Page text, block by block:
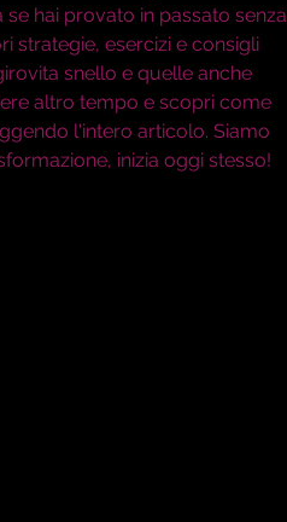
hai provato in passato senza
strategie, esercizi e consigli
snello e quelle anche
altro tempo e scopri come
l'intero articolo. Siamo
inizia oggi stesso!